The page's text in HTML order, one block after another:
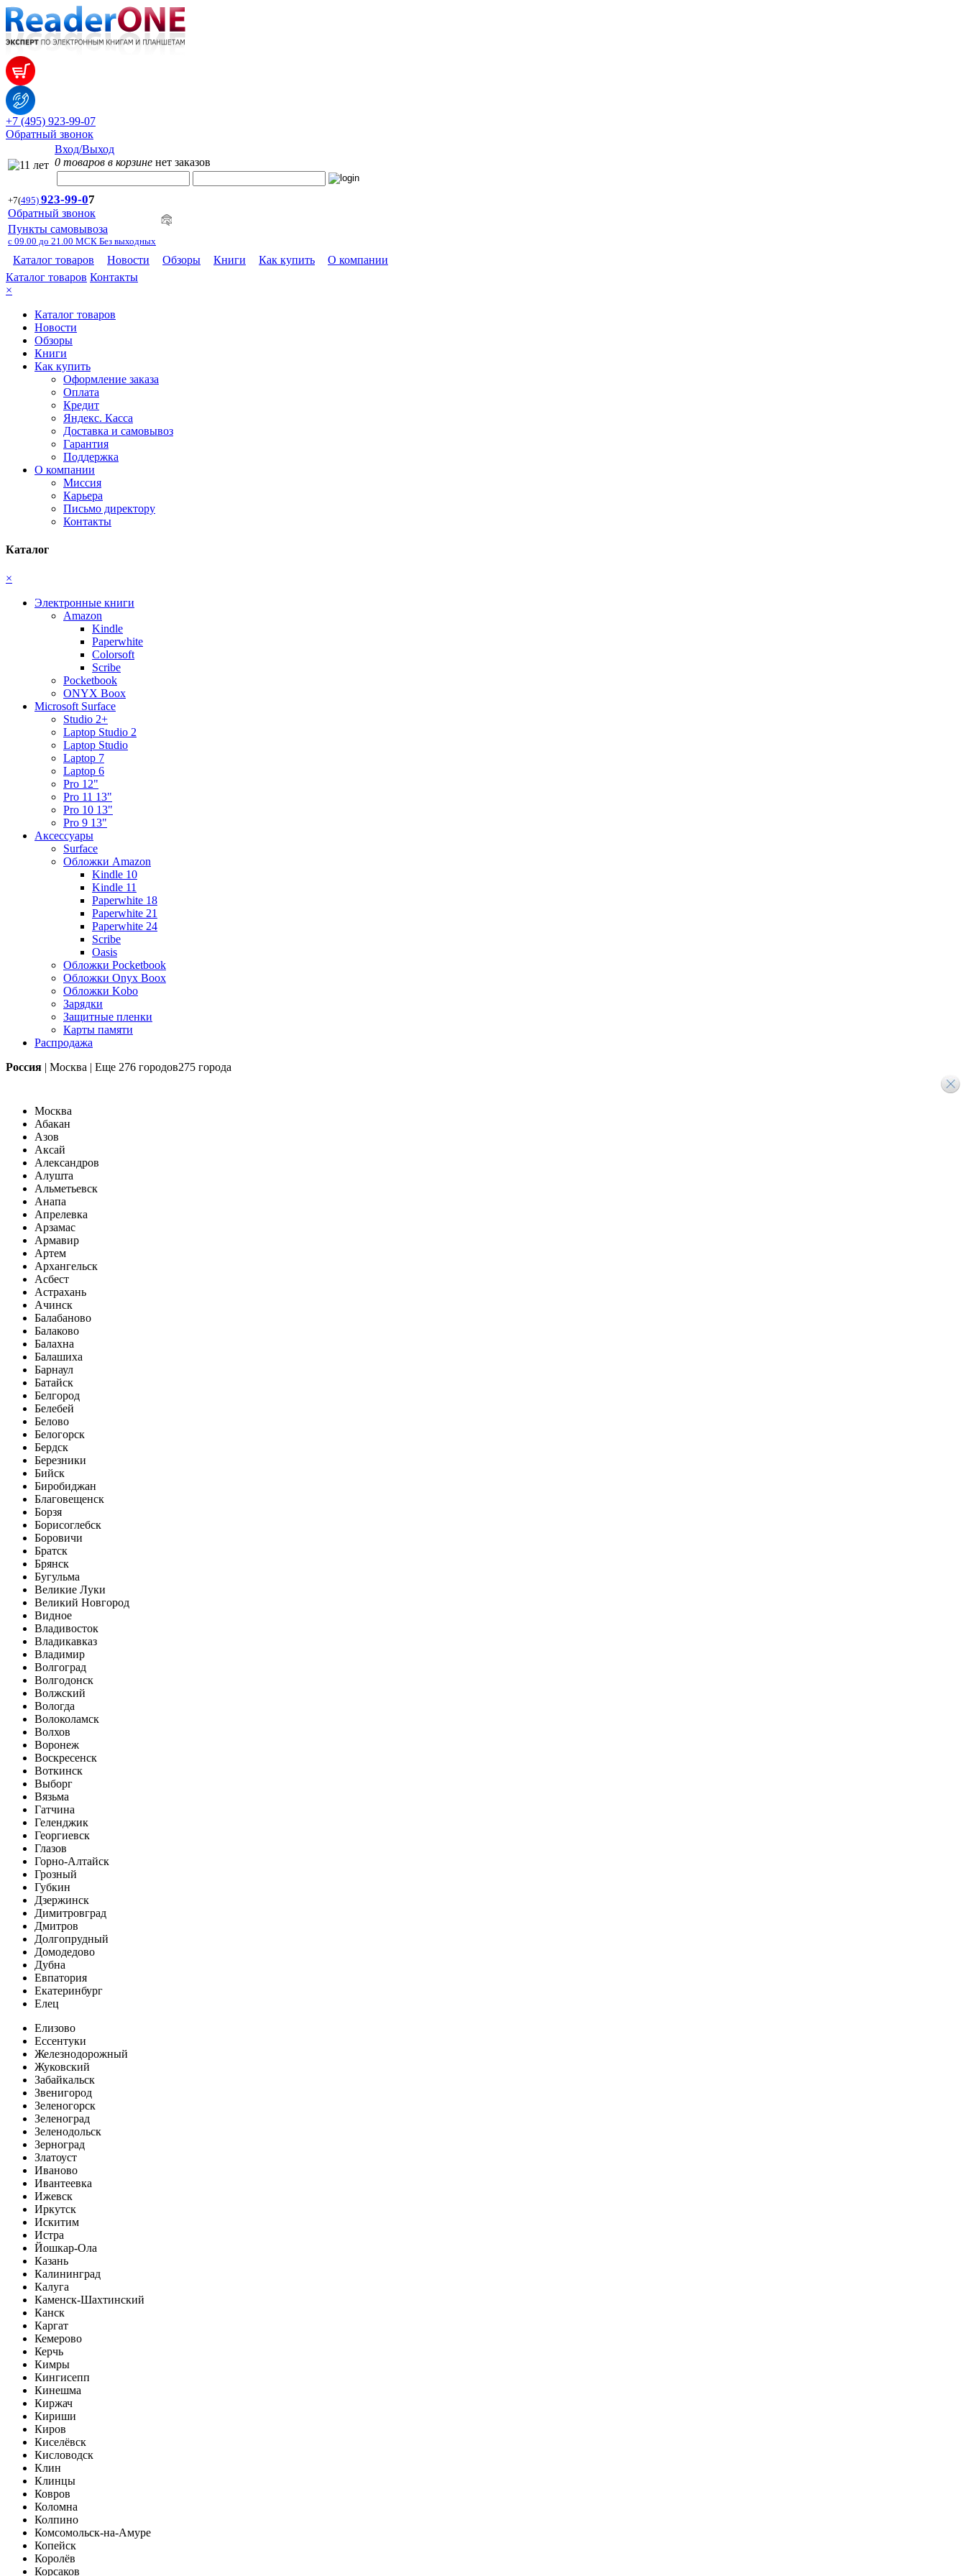
+7 (495) 923-99-07
Обратный звонок
Вход/Выход
0 товаров в корзине нет заказов
+7(495) 923-99-07
Обратный звонок
Пункты самовывоза
с 09.00 до 21.00 МСК Без выходных
Каталог товаров Новости Обзоры Книги Как купить
О компании
Каталог товаров Контакты
×
Каталог товаров
Новости
Обзоры
Книги
Как купить
Оформление заказа
Оплата
Кредит
Яндекс. Касса
Доставка и самовывоз
Гарантия
Поддержка
О компании
Миссия
Карьера
Письмо директору
Контакты
Каталог
×
Электронные книги
Amazon
Kindle
Paperwhite
Colorsoft
Scribe
Pocketbook
ONYX Boox
Microsoft Surface
Studio 2+
Laptop Studio 2
Laptop Studio
Laptop 7
Laptop 6
Pro 12"
Pro 11 13"
Pro 10 13"
Pro 9 13"
Аксессуары
Surface
Обложки Amazon
Kindle 10
Kindle 11
Paperwhite 18
Paperwhite 21
Paperwhite 24
Scribe
Oasis
Обложки Pocketbook
Обложки Onyx Boox
Обложки Kobo
Зарядки
Защитные пленки
Карты памяти
Распродажа
Россия | Москва | Еще 276 городов275 города
Москва
Абакан
Азов
Аксай
Александров
Алушта
Альметьевск
Анапа
Апрелевка
Арзамас
Армавир
Артем
Архангельск
Асбест
Астрахань
Ачинск
Балабаново
Балаково
Балахна
Балашиха
Барнаул
Батайск
Белгород
Белебей
Белово
Белогорск
Бердск
Березники
Бийск
Биробиджан
Благовещенск
Борзя
Борисоглебск
Боровичи
Братск
Брянск
Бугульма
Великие Луки
Великий Новгород
Видное
Владивосток
Владикавказ
Владимир
Волгоград
Волгодонск
Волжский
Вологда
Волоколамск
Волхов
Воронеж
Воскресенск
Воткинск
Выборг
Вязьма
Гатчина
Геленджик
Георгиевск
Глазов
Горно-Алтайск
Грозный
Губкин
Дзержинск
Димитровград
Дмитров
Долгопрудный
Домодедово
Дубна
Евпатория
Екатеринбург
Елец
Елизово
Ессентуки
Железнодорожный
Жуковский
Забайкальск
Звенигород
Зеленогорск
Зеленоград
Зеленодольск
Зерноград
Златоуст
Иваново
Ивантеевка
Ижевск
Иркутск
Искитим
Истра
Йошкар-Ола
Казань
Калининград
Калуга
Каменск-Шахтинский
Канск
Каргат
Кемерово
Керчь
Кимры
Кингисепп
Кинешма
Киржач
Кириши
Киров
Киселёвск
Кисловодск
Клин
Клинцы
Ковров
Коломна
Колпино
Комсомольск-на-Амуре
Копейск
Королёв
Корсаков